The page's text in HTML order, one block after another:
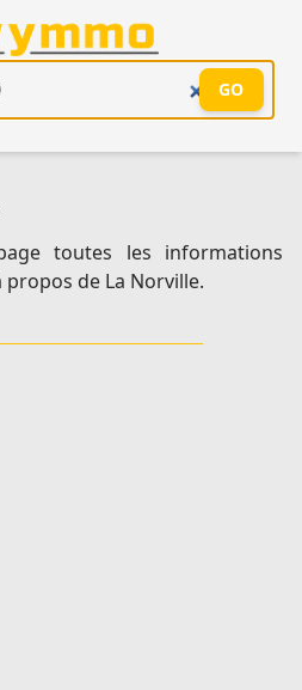
GO
toutes les informations
de La Norville.